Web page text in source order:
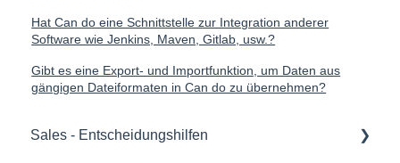
Hat Can do eine Schnittstelle zur Integration anderer
Software wie Jenkins, Maven, Gitlab, usw.?
Gibt es eine Export- und Importfunktion, um Daten aus
gängigen Dateiformaten in Can do zu übernehmen?
Sales - Entscheidungshilfen